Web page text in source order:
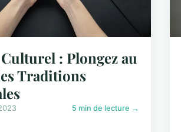
: Plongez au
Traditions
5 min de lecture →